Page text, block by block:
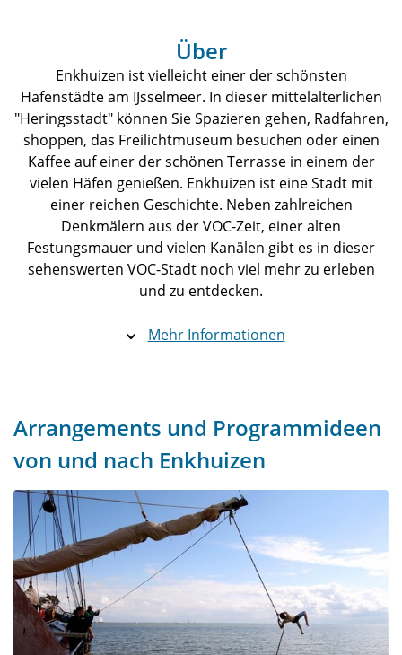
Über
Enkhuizen ist vielleicht einer der schönsten
Hafenstädte am IJsselmeer. In dieser mittelalterlichen
"Heringsstadt" können Sie Spazieren gehen, Radfahren,
shoppen, das Freilichtmuseum besuchen oder einen
Kaffee auf einer der schönen Terrasse in einem der
vielen Häfen genießen. Enkhuizen ist eine Stadt mit
einer reichen Geschichte. Neben zahlreichen
Denkmälern aus der VOC-Zeit, einer alten
Festungsmauer und vielen Kanälen gibt es in dieser
sehenswerten VOC-Stadt noch viel mehr zu erleben
und zu entdecken.
Mehr Informationen
Arrangements und Programmideen
von und nach Enkhuizen